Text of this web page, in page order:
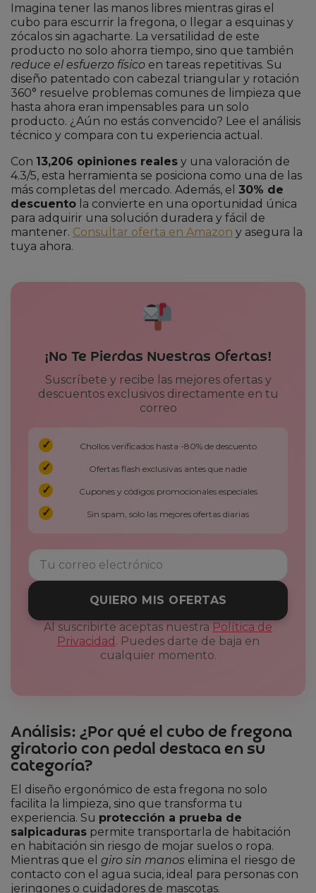
Imagina tener las manos libres mientras giras el
cubo para escurrir la fregona, o llegar a esquinas y
zócalos sin agacharte. La versatilidad de este
producto no solo ahorra tiempo, sino que también
reduce el esfuerzo físico en tareas repetitivas. Su
diseño patentado con cabezal triangular y rotación
360° resuelve problemas comunes de limpieza que
hasta ahora eran impensables para un solo
producto. ¿Aún no estás convencido? Lee el análisis
técnico y compara con tu experiencia actual.
Con 13,206 opiniones reales y una valoración de
4.3/5, esta herramienta se posiciona como una de las
más completas del mercado. Además, el 30% de
descuento la convierte en una oportunidad única
para adquirir una solución duradera y fácil de
mantener. Consultar oferta en Amazon y asegura la
tuya ahora.
¡No Te Pierdas Nuestras Ofertas!
Suscríbete y recibe las mejores ofertas y
descuentos exclusivos directamente en tu
correo
Chollos verificados hasta -80% de descuento
Ofertas flash exclusivas antes que nadie
Cupones y códigos promocionales especiales
Sin spam, solo las mejores ofertas diarias
QUIERO MIS OFERTAS
Al suscribirte aceptas nuestra Política de
Privacidad . Puedes darte de baja en
cualquier momento.
Análisis: ¿Por qué el cubo de fregona
giratorio con pedal destaca en su
categoría?
El diseño ergonómico de esta fregona no solo
facilita la limpieza, sino que transforma tu
experiencia. Su protección a prueba de
salpicaduras permite transportarla de habitación
en habitación sin riesgo de mojar suelos o ropa.
Mientras que el giro sin manos elimina el riesgo de
contacto con el agua sucia, ideal para personas con
jeringones o cuidadores de mascotas.